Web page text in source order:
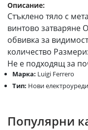
Описание:
Стъклено тяло с
винтово затваряне
обвивка за
количество
Не е подходящ за
Марка: Luigi Ferrero
Тип: Нови
Популярни